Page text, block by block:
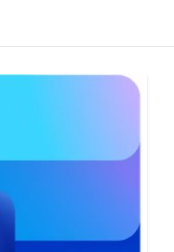
Tutos
IA
Microsoft
Learn